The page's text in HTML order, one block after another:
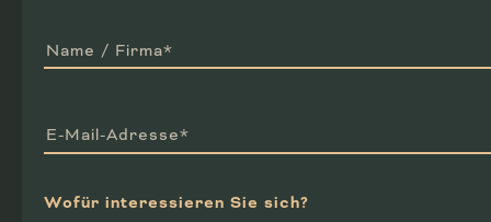
Name / Firma*
E-Mail-Adresse*
Wofür interessieren Sie sich?